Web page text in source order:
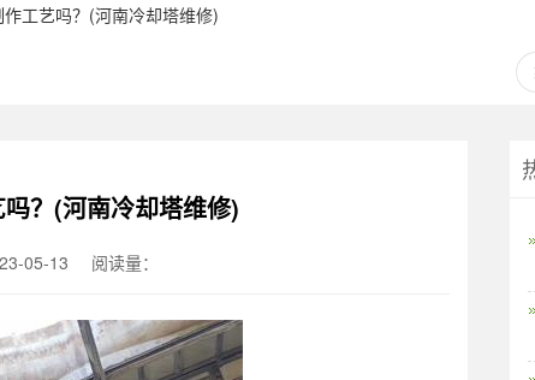
工艺吗？(河南冷却塔维修)
？(河南冷却塔维修)
05-13 阅读量：